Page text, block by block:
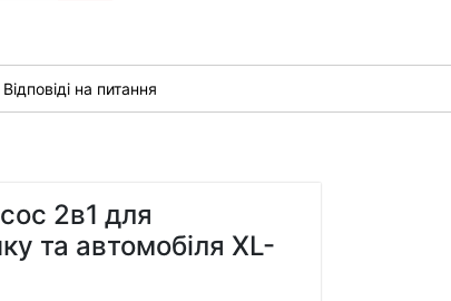
Відповіді на питання
2в1 для
та автомобіля XL-